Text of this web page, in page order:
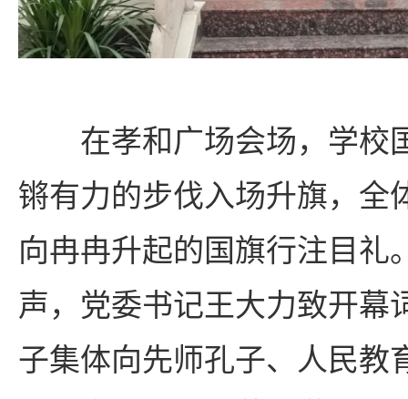
在孝和广场会场，学校
锵有力的步伐入场升旗，全
向冉冉升起的国旗行注目礼
声，党委书记王大力致开幕
子集体向先师孔子、人民教